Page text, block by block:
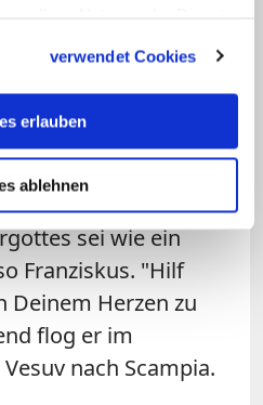
verwendet Cookies
erlauben
ablehnen
war Franziskus
gelegene
Basilika vor dem
vom Rosenkranz"
sei wie ein
Franziskus. "Hilf
Deinem Herzen zu
flog er im
nach Scampia.